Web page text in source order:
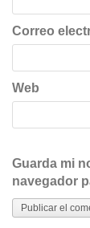
Correo
Web
Guarda mi
navegador